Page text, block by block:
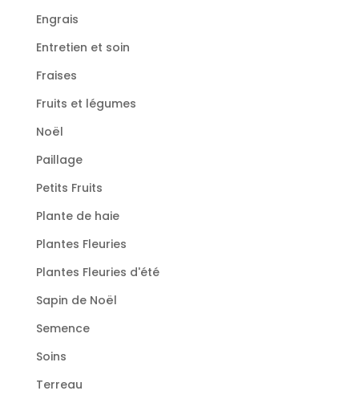
Engrais
Entretien et soin
Fraises
Fruits et légumes
Noël
Paillage
Petits Fruits
Plante de haie
Plantes Fleuries
Plantes Fleuries d'été
Sapin de Noël
Semence
Soins
Terreau